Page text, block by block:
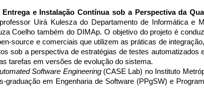
e Instalação Contínua sob a Perspectiva da
Uirá Kulesza do Departamento de Informática e
Coelho também do DIMAp. O objetivo do projeto é
source e comerciais que utilizem as práticas de
sob a perspectiva de estratégias de testes automatizados
tarefas em versões de evolução do sistema.
Software Engineering (CASE Lab) no Instituto
em Engenharia de Software (PPgSW) e